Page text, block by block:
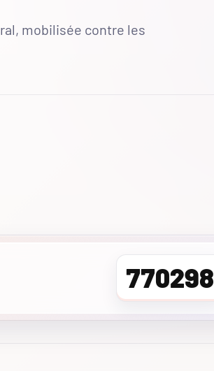
mobilisée contre les
770298